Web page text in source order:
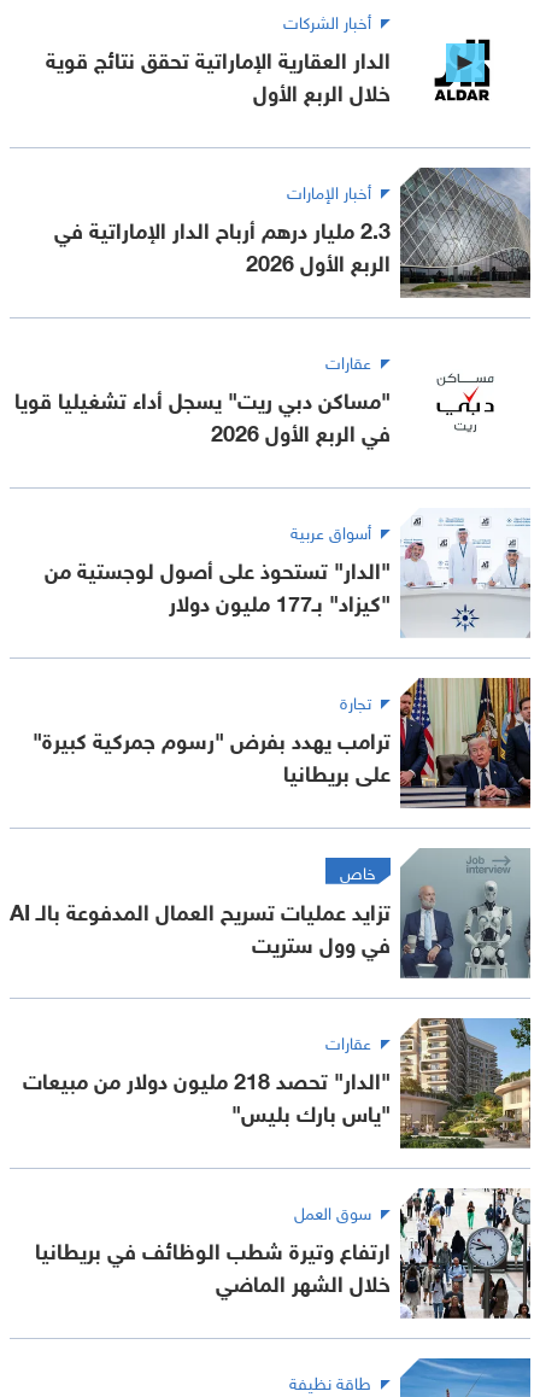
أخبار الشركات
الدار العقارية الإماراتية تحقق نتائج قوية
خلال الربع الأول
أخبار الإمارات
2.3 مليار درهم أرباح الدار الإماراتية في
الربع الأول 2026
عقارات
"مساكن دبي ريت" يسجل أداء تشغيليا قويا
في الربع الأول 2026
أسواق عربية
"الدار" تستحوذ على أصول لوجستية من
"كيزاد" بـ177 مليون دولار
تجارة
ترامب يهدد بفرض "رسوم جمركية كبيرة"
على بريطانيا
خاص
تزايد عمليات تسريح العمال المدفوعة بالـ AI
في وول ستريت
عقارات
"الدار" تحصد 218 مليون دولار من مبيعات
"ياس بارك بليس"
سوق العمل
ارتفاع وتيرة شطب الوظائف في بريطانيا
خلال الشهر الماضي
طاقة نظيفة